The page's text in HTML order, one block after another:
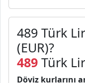
489 Türk
(EUR)?
489 Türk
Döviz kurlarını